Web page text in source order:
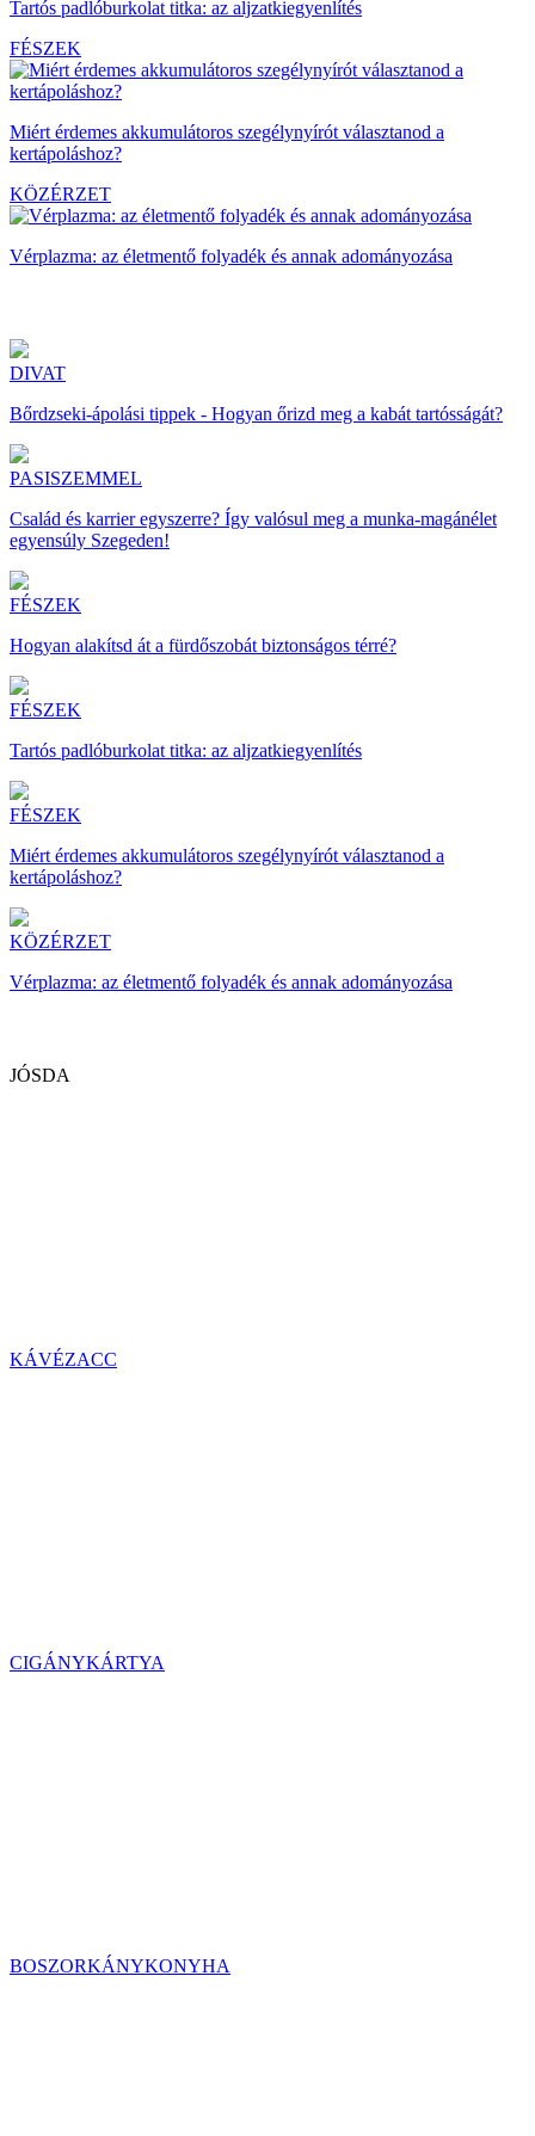
Tartós padlóburkolat titka: az aljzatkiegyenlítés
FÉSZEK
Miért érdemes akkumulátoros szegélynyírót választanod a
kertápoláshoz?
KÖZÉRZET
Vérplazma: az életmentő folyadék és annak adományozása
DIVAT
Bőrdzseki-ápolási tippek - Hogyan őrizd meg a kabát tartósságát?
PASISZEMMEL
Család és karrier egyszerre? Így valósul meg a munka-magánélet
egyensúly Szegeden!
FÉSZEK
Hogyan alakítsd át a fürdőszobát biztonságos térré?
FÉSZEK
Tartós padlóburkolat titka: az aljzatkiegyenlítés
FÉSZEK
Miért érdemes akkumulátoros szegélynyírót választanod a
kertápoláshoz?
KÖZÉRZET
Vérplazma: az életmentő folyadék és annak adományozása
JÓSDA
KÁVÉZACC
CIGÁNYKÁRTYA
BOSZORKÁNYKONYHA